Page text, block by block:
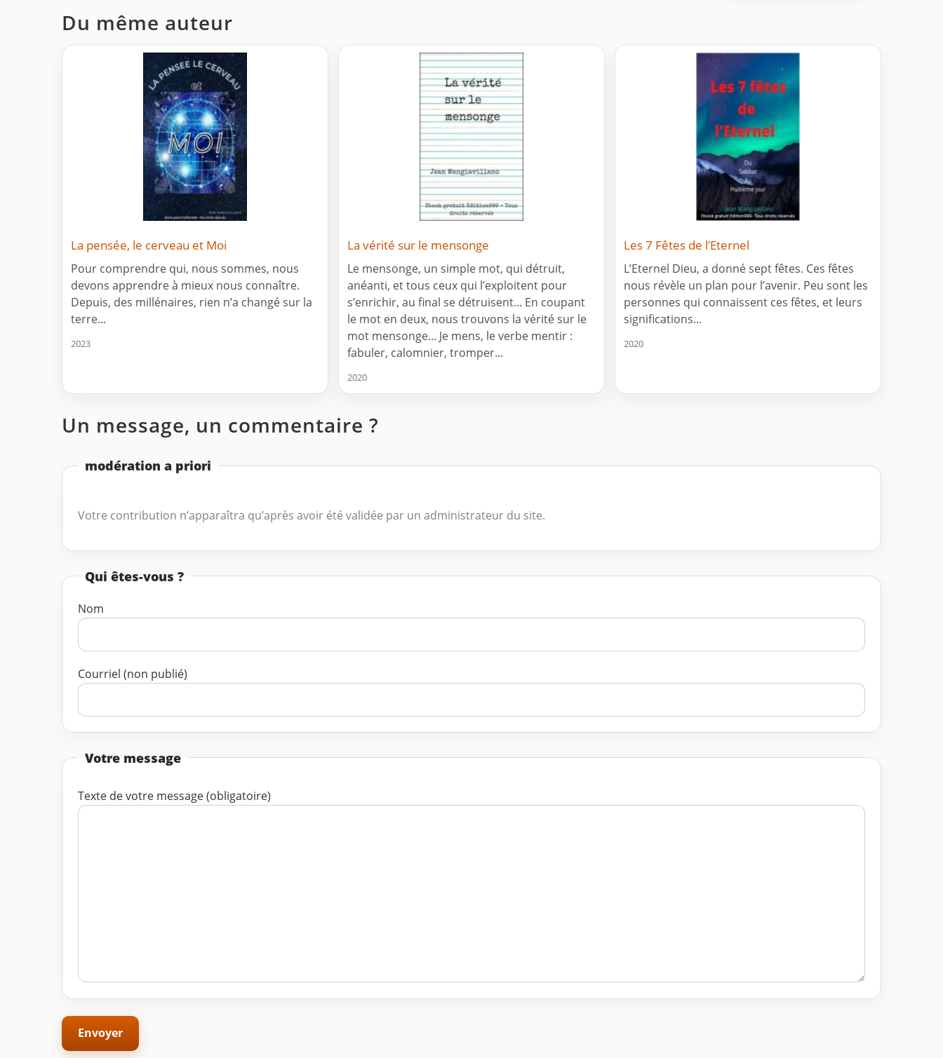
Du même auteur
La pensée, le cerveau et Moi
Pour comprendre qui, nous sommes, nous
devons apprendre à mieux nous connaître.
Depuis, des millénaires, rien n’a changé sur la
terre...
2023
La vérité sur le mensonge
Le mensonge, un simple mot, qui détruit,
anéanti, et tous ceux qui l’exploitent pour
s’enrichir, au final se détruisent... En coupant
le mot en deux, nous trouvons la vérité sur le
mot mensonge... Je mens, le verbe mentir :
fabuler, calomnier, tromper...
2020
Les 7 Fêtes de l’Eternel
L’Eternel Dieu, a donné sept fêtes. Ces fêtes
nous révèle un plan pour l’avenir. Peu sont les
personnes qui connaissent ces fêtes, et leurs
significations...
2020
Un message, un commentaire ?
modération a priori
Votre contribution n’apparaîtra qu’après avoir été validée par un administrateur du site.
Qui êtes-vous ?
Nom
Courriel (non publié)
Votre message
Texte de votre message (obligatoire)